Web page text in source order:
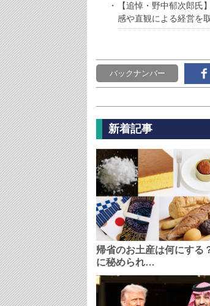
【追悼・野中郁次郎
感や直観による経営を
バックナンバー
新着記事
帰省のお土産は何にする
に秘められ…